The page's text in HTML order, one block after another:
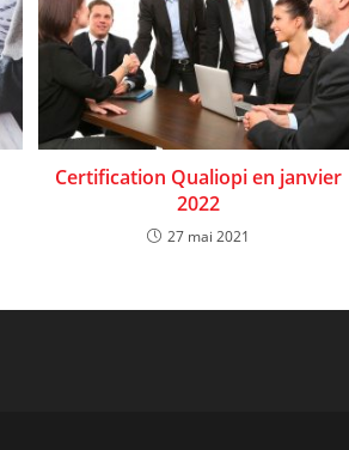
Certification Qualiopi en janvier
2022
27 mai 2021